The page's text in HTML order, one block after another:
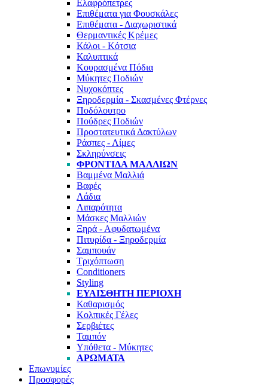
Ελαφρόπετρες
Επιθέματα για Φουσκάλες
Επιθέματα - Διαχωριστικά
Θερμαντικές Κρέμες
Κάλοι - Κότσια
Καλυπτικά
Κουρασμένα Πόδια
Μύκητες Ποδιών
Νυχοκόπτες
Ξηροδερμία - Σκασμένες Φτέρνες
Ποδόλουτρο
Πούδρες Ποδιών
Προστατευτικά Δακτύλων
Ράσπες - Λίμες
Σκληρύνσεις
ΦΡΟΝΤΊΔΑ ΜΑΛΛΙΏΝ
Βαμμένα Μαλλιά
Βαφές
Λάδια
Λιπαρότητα
Μάσκες Μαλλιών
Ξηρά - Αφυδατωμένα
Πιτυρίδα - Ξηροδερμία
Σαμπουάν
Τριχόπτωση
Conditioners
Styling
ΕΥΑΊΣΘΗΤΗ ΠΕΡΙΟΧΉ
Καθαρισμός
Κολπικές Γέλες
Σερβιέτες
Ταμπόν
Υπόθετα - Μύκητες
ΑΡΏΜΑΤΑ
Επωνυμίες
Προσφορές